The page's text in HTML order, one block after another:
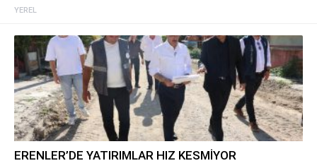
YEREL
ERENLER’DE YATIRIMLAR HIZ KESMİYOR